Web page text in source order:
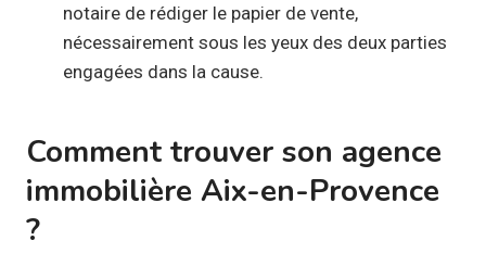
notaire de rédiger le papier de vente,
nécessairement sous les yeux des deux parties
engagées dans la cause.
Comment trouver son agence
immobilière Aix-en-Provence
?